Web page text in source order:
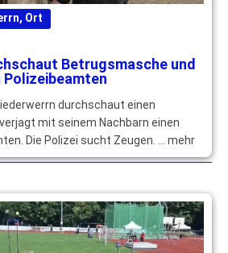
, Ort
Betrugsmasche und
durchschaut einen
mit seinem Nachbarn einen
Die Polizei sucht Zeugen. … mehr